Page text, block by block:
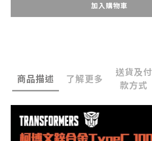
加入購物車
商品描述 了解更多
送貨及付
款方式